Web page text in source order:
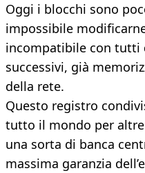
Oggi i blocchi sono
impossibile
incompatibile con tutti
successivi, già
della rete.
Questo registro
tutto il mondo per
una sorta di banca
massima garanzia